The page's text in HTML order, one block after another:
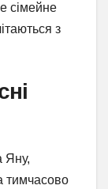
сімейне
з
Яну,
тимчасово